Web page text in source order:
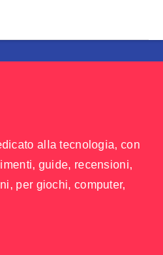
alla tecnologia, con
guide, recensioni,
per giochi, computer,